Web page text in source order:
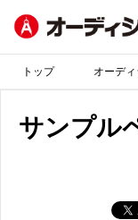
トップ オーデ
サンプル